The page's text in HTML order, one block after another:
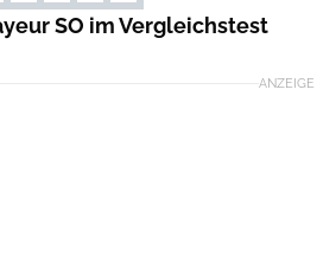
SO im Vergleichstest
ANZEIGE